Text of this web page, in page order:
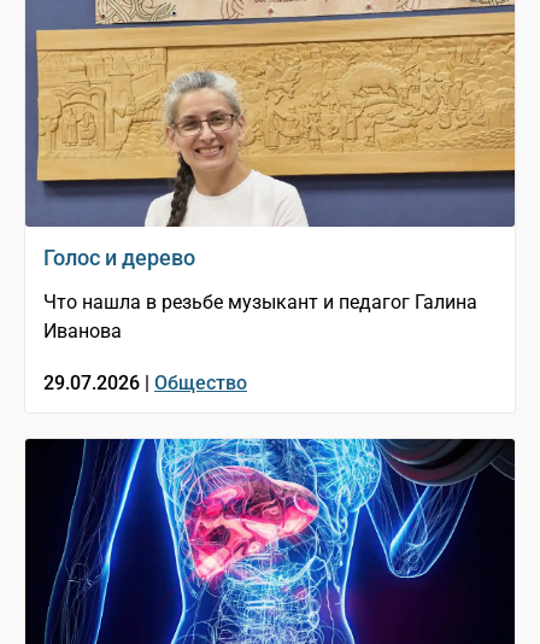
Голос и дерево
Что нашла в резьбе музыкант и педагог Галина
Иванова
29.07.2026 | Общество